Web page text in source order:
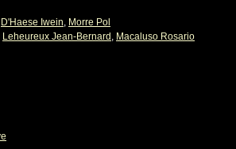
D'Haese Iwein, Morre Pol
Leheureux Jean-Bernard , Macaluso Rosario